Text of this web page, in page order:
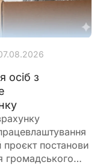
осіб з
проєкт постанови
громадського